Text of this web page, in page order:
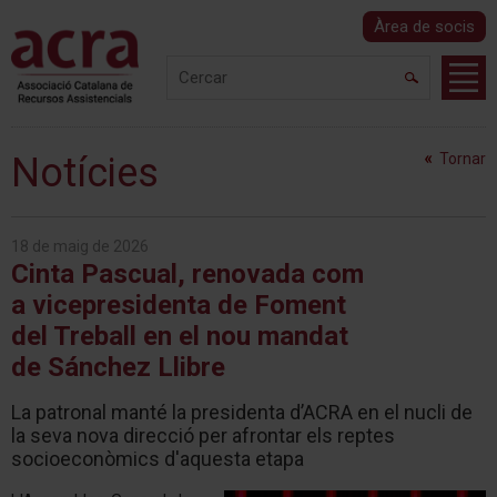
Àrea de socis
Tornar
Notícies
18 de maig de 2026
Cinta Pascual, renovada com
a vicepresidenta de Foment
del Treball en el nou mandat
de Sánchez Llibre
La patronal manté la presidenta d’ACRA en el nucli de
la seva nova direcció per afrontar els reptes
socioeconòmics d'aquesta etapa